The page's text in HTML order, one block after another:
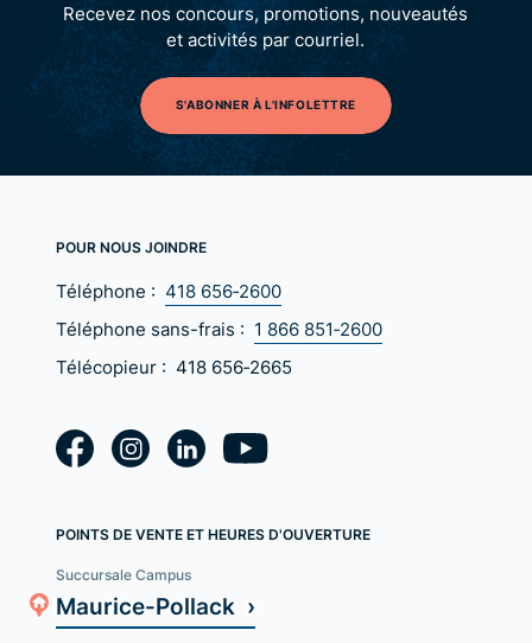
Recevez nos concours, promotions, nouveautés
et activités par courriel.
S'ABONNER À L'INFOLETTRE
POUR NOUS JOINDRE
Téléphone : 418 656‑2600
Téléphone sans-frais : 1 866 851‑2600
Télécopieur : 418 656‑2665
POINTS DE VENTE ET HEURES D'OUVERTURE
Succursale Campus
Maurice-Pollack ›